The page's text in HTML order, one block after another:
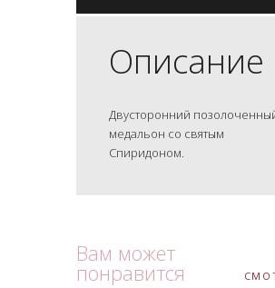
Описание
Двусторонний
медальон со святым
Спиридоном.
Вам может
понравится